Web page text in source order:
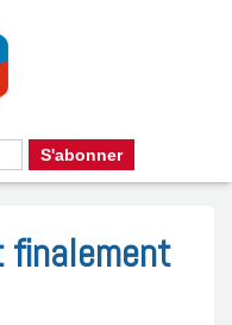
finalement